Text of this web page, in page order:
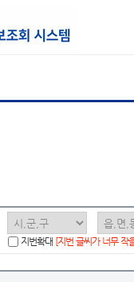
지번확대 [지번 글씨가 너무 작